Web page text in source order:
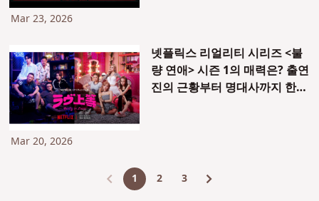
Mar 23, 2026
넷플릭스 리얼리티 시리즈 <불
량 연애> 시즌 1의 매력은? 출연
진의 근황부터 명대사까지 한눈
Mar 20, 2026
1 2 3